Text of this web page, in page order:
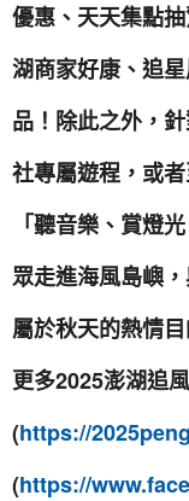
優惠、天天集點
湖商家好康、追
品！除此之外，
社專屬遊程，或
「聽音樂、賞燈
眾走進海風島嶼
屬於秋天的熱情目
更多2025澎湖追
(https://
(https://